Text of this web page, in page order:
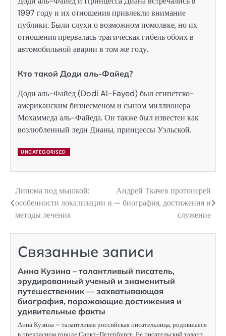
1997 году и их отношения привлекли внимание
публики. Были слухи о возможном помолвке, но их
отношения прервалась трагическая гибель обоих в
автомобильной аварии в том же году.
Кто такой Доди аль-Файед?
Доди аль-Файед (Dodi Al-Fayed) был египетско-
американским бизнесменом и сыном миллионера
Мохаммеда аль-Файеда. Он также был известен как
возлюбленный леди Дианы, принцессы Уэльской.
UNCATEGORISED
Навигация
по
записям
Липома под мышкой:
особенности локализации и
методы лечения
Андрей Ткачев протоиерей
— биография, достижения и
служение
Связанные записи
Анна Кузина – талантливый писатель,
эрудированный ученый и знаменитый
путешественник — захватывающая
биография, поражающие достижения и
удивительные факты
Анна Кузина – талантливая российская писательница, родившаяся
в прекрасном городе Санкт-Петербурге. Ее писательский талант